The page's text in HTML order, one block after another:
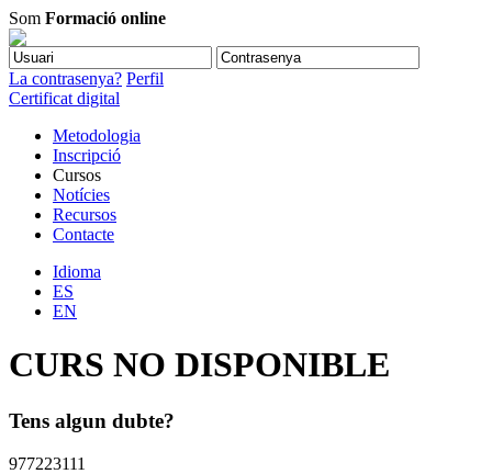
Som Formació online
La contrasenya? Perfil
Certificat digital
Metodologia
Inscripció
Cursos
Notícies
Recursos
Contacte
Idioma
ES
EN
CURS NO DISPONIBLE
Tens algun dubte?
977223111